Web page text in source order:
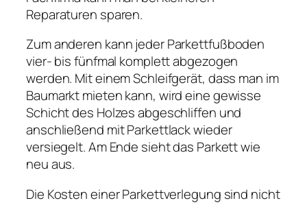
Reparaturen sparen.
Zum anderen kann jeder Parkettfußboden
vier- bis fünfmal komplett abgezogen
werden. Mit einem Schleifgerät, dass man im
Baumarkt mieten kann, wird eine gewisse
Schicht des Holzes abgeschliffen und
anschließend mit Parkettlack wieder
versiegelt. Am Ende sieht das Parkett wie
neu aus.
Die Kosten einer Parkettverlegung sind nicht